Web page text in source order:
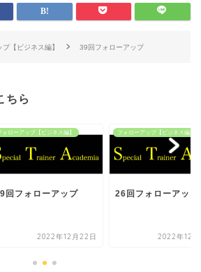
【ビジネス編】 39回フォローアップ
ちら
ォローアップ【ビジネス編】
回フォローアップ
2022年12月22日
フォローアップ【ビジネス編】
26回フォローアップ
2022年12